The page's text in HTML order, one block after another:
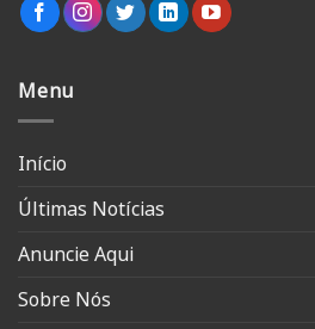
Menu
Início
Últimas Notícias
Anuncie Aqui
Sobre Nós